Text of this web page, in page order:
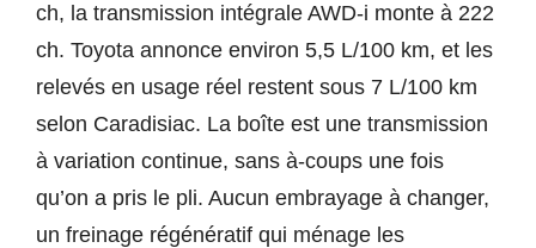
ch, la transmission intégrale AWD-i monte à 222
ch. Toyota annonce environ 5,5 L/100 km, et les
relevés en usage réel restent sous 7 L/100 km
selon Caradisiac. La boîte est une transmission
à variation continue, sans à-coups une fois
qu’on a pris le pli. Aucun embrayage à changer,
un freinage régénératif qui ménage les